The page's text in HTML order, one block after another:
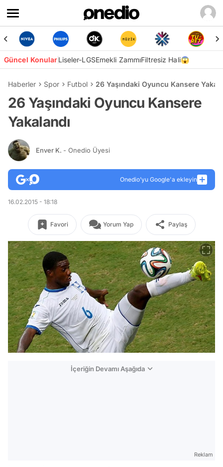
Güncel KonularLiseler-LGSEmekli ZammıFiltresiz Hali😱
Haberler Spor Futbol 26 Yaşındaki Oyuncu Kansere
26 Yaşındaki Oyuncu Kansere
Yakalandı
Enver K. - Onedio Üyesi
Onedio’yu Google'a ekleyin
16.02.2015 - 18:18
Favori Yorum Yap Paylaş
İçeriğin Devamı Aşağıda
Reklam